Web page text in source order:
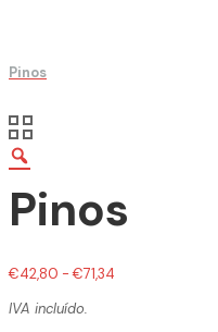
Pinos
Pinos
€42,80 -€71,34
IVA incluído.